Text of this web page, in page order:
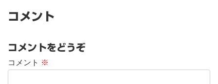
コメント
コメントをどうぞ
コメント ※